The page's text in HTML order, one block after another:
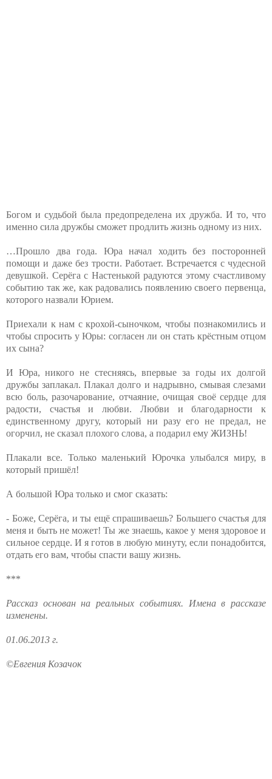
Богом и судьбой была предопределена их дружба. И то, что
именно сила дружбы сможет продлить жизнь одному из них.
…Прошло два года. Юра начал ходить без посторонней
помощи и даже без трости. Работает. Встречается с чудесной
девушкой. Серёга с Настенькой радуются этому счастливому
событию так же, как радовались появлению своего первенца,
которого назвали Юрием.
Приехали к нам с крохой-сыночком, чтобы познакомились и
чтобы спросить у Юры: согласен ли он стать крёстным отцом
их сына?
И Юра, никого не стесняясь, впервые за годы их долгой
дружбы заплакал. Плакал долго и надрывно, смывая слезами
всю боль, разочарование, отчаяние, очищая своё сердце для
радости, счастья и любви. Любви и благодарности к
единственному другу, который ни разу его не предал, не
огорчил, не сказал плохого слова, а подарил ему ЖИЗНЬ!
Плакали все. Только маленький Юрочка улыбался миру, в
который пришёл!
А большой Юра только и смог сказать:
- Боже, Серёга, и ты ещё спрашиваешь? Большего счастья для
меня и быть не может! Ты же знаешь, какое у меня здоровое и
сильное сердце. И я готов в любую минуту, если понадобится,
отдать его вам, чтобы спасти вашу жизнь.
***
Рассказ основан на реальных событиях. Имена в рассказе
изменены.
01.06.2013 г.
©Евгения Козачок